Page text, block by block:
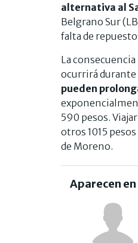
alternativa al
Belgrano Sur
falta de
La
ocurrirá
pueden
590 pesos.
otros 1015
de Moreno.
Aparecen